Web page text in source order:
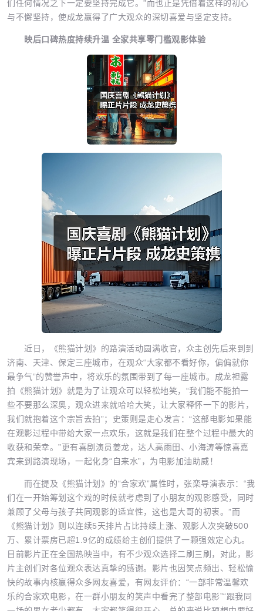
们任何情况之下一定要坚持完成它。”而也正是凭借着这样的初心
与不懈坚持，使成龙赢得了广大观众的深切喜爱与坚定支持。
映后口碑热度持续升温 全家共享零门槛观影体验
近日，《熊猫计划》的路演活动圆满收官，众主创先后来到到
济南、天津、保定三座城市，在观众“大家都不看好你，偏偏就你
最争气”的赞誉声中，将欢乐的氛围带到了每一座城市。成龙袒露
拍《熊猫计划》就是为了让观众可以轻松地笑，“我们能不能拍一
些不要那么深奥，观众进来就哈哈大笑，让大家释怀一下的影片，
我们就抱着这个宗旨去拍”；史策则是走心发言：“这部电影如果能
在观影过程中带给大家一点欢乐，这就是我们在整个过程中最大的
收获和荣幸。”更有喜剧演员姜龙，达人高雨田、小海涛等惊喜嘉
宾来到路演现场，一起化身“自来水”，为电影加油助威！
而在提及《熊猫计划》的“合家欢”属性时，张栾导演表示：“我
们在一开始筹划这个戏的时候就考虑到了小朋友的观影感受，同时
兼顾了父母与孩子共同观影的适宜性，这也是大哥的初衷。”而
《熊猫计划》则以连续5天排片占比持续上涨、观影人次突破500
万、累计票房已超1.9亿的成绩给主创们提供了一颗强效定心丸。
目前影片正在全国热映当中，有不少观众选择二刷三刷，对此，影
片主创们对各位观众表达真挚的感谢。影片也因笑点频出、轻松愉
快的故事内核赢得众多网友喜爱，有网友评价：“一部非常温馨欢
乐的合家欢电影，在一群小朋友的笑声中看完了整部电影”“跟我同